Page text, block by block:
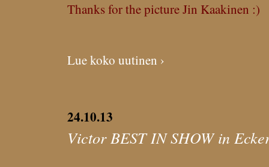
Thanks for the picture Jin Kaakinen :)
Lue koko uutinen ›
24.10.13
Victor BEST IN SHOW in